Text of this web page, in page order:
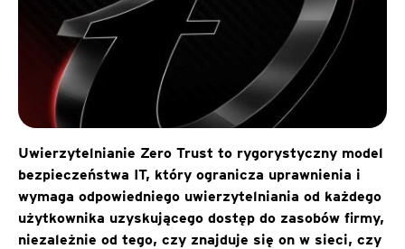
Uwierzytelnianie Zero Trust to rygorystyczny model
bezpieczeństwa IT, który ogranicza uprawnienia i
wymaga odpowiedniego uwierzytelniania od każdego
użytkownika uzyskującego dostęp do zasobów firmy,
niezależnie od tego, czy znajduje się on w sieci, czy